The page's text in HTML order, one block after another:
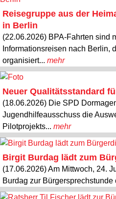
Reisegruppe aus der
in Berlin
(22.06.2026) BPA-Fahrten sind
Informationsreisen nach Berlin,
organisiert... mehr
Neuer Qualitätsstandard
(18.06.2026) Die SPD
Jugendhilfeausschuss die
Pilotprojekts... mehr
Birgit Burdag lädt zum
(17.06.2026) Am Mittwoch, 24.
Burdag zur